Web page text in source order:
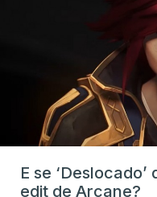
E se
edit de Arcane?